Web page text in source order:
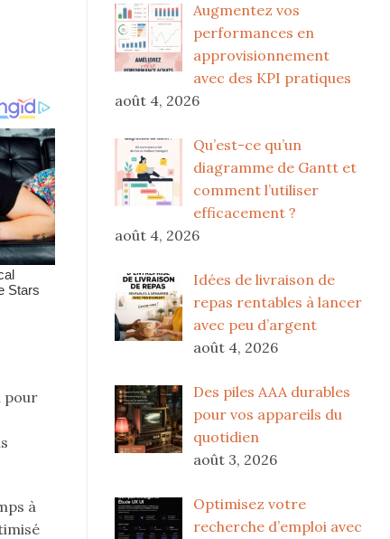
pour
à
Augmentez vos
performances en
approvisionnement
avec des KPI pratiques
août 4, 2026
Qu’est-ce qu’un
diagramme de Gantt et
comment l’utiliser
efficacement ?
août 4, 2026
Idées de livraison de
repas rentables à lancer
avec peu d’argent
août 4, 2026
Des piles AAA durables
pour vos appareils du
quotidien
août 3, 2026
Optimisez votre
recherche d’emploi avec